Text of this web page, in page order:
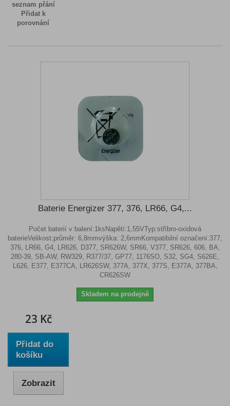
seznam přání
Přidat k
porovnání
Baterie Energizer 377, 376, LR66, G4,...
Počet baterií v balení:1ksNapětí:1,55VTyp:stříbro-oxidová
baterieVelikost:průměr: 6,8mmvýška: 2,6mmKompatibilní označení:377,
376, LR66, G4, LR626, D377, SR626W, SR66, V377, SR626, 606, BA,
280-39, SB-AW, RW329, R377/37, GP77, 1176SO, S32, SG4, S626E,
L626, E377, E377CA, LR626SW, 377A, 377X, 377S, E377A, 377BA,
CR626SW
Skladem na prodejně
23 Kč
Přidat do
košíku
Zobrazit